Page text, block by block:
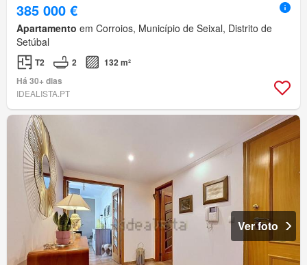
385 000 €
Apartamento em Corroios, Município de Seixal, Distrito de
Setúbal
T2 2
132 m²
Há 30+ dias
IDEALISTA.PT
Ver foto